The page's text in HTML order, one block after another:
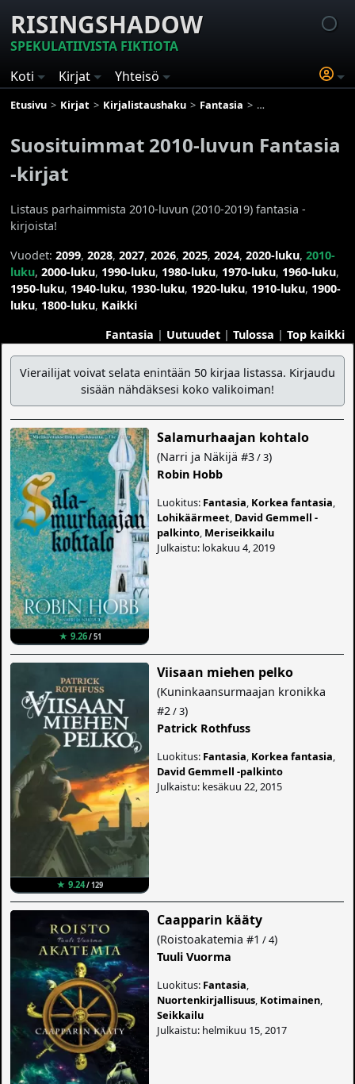
RISINGSHADOW
SPEKULATIIVISTA FIKTIOTA
Koti
Kirjat Yhteisö
Etusivu Kirjat Kirjalistaushaku Fantasia Suosituimmat
Suosituimmat 2010-luvun Fantasia
-kirjat
Listaus parhaimmista 2010-luvun (2010-2019) fantasia -
kirjoista!
Vuodet:2099,2028,2027,2026,2025,2024,2020-luku,2010-
luku,2000-luku, 1990-luku, 1980-luku, 1970-luku, 1960-luku,
1950-luku, 1940-luku, 1930-luku, 1920-luku, 1910-luku, 1900-
luku, 1800-luku, Kaikki
Fantasia | Uutuudet| Tulossa | Top kaikki
Vierailijat voivat selata enintään 50 kirjaa listassa. Kirjaudu
sisään nähdäksesi koko valikoiman!
★ 9.26/ 51
Salamurhaajan kohtalo
(Narri ja Näkijä #3/ 3)
Robin Hobb
Luokitus: Fantasia Korkea fantasia
Lohikäärmeet David Gemmell -
palkinto Meriseikkailu
Julkaistu: lokakuu 4, 2019
★ 9.24/ 129
Viisaan miehen pelko
(Kuninkaansurmaajan kronikka
#2 / 3)
Patrick Rothfuss
Luokitus: Fantasia Korkea fantasia
David Gemmell -palkinto
Julkaistu: kesäkuu 22, 2015
Caapparin kääty
(Roistoakatemia #1 / 4)
Tuuli Vuorma
Luokitus: Fantasia
Nuortenkirjallisuus Kotimainen
Seikkailu
Julkaistu: helmikuu 15, 2017